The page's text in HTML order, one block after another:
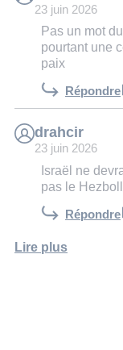
23 juin 2026
Pas un mot
pourtant une
paix
Répondre
drahcir
23 juin 2026
Israël ne
pas le
Répondre
Lire plus